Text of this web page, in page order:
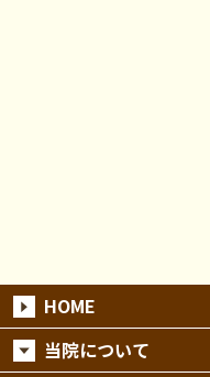
HOME
当院について